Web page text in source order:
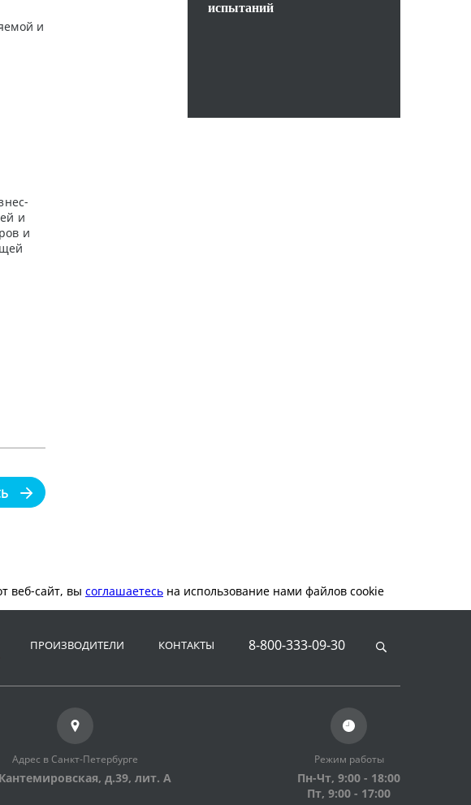
и
и
и
испытаний
веб-сайт, вы соглашаетесь на использование нами файлов cookie
ПРОИЗВОДИТЕЛИ КОНТАКТЫ 8-800-333-09-30
Адрес в Санкт-Петербурге
д.39, лит. А
Режим работы
Пн-Чт, 9:00 - 18:00
Пт, 9:00 - 17:00